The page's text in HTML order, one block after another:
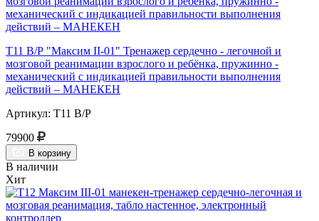
Т11 В/Р "Максим II-01" Тренажер сердечно - легочной и
мозговой реанимации взрослого и ребёнка, пружинно -
механический с индикацией правильности выполнения
действий – МАНЕКЕН
Артикул: Т11 В/Р
79900
В корзину
В наличии
Хит